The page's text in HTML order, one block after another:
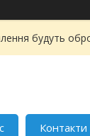
будуть
Контакти